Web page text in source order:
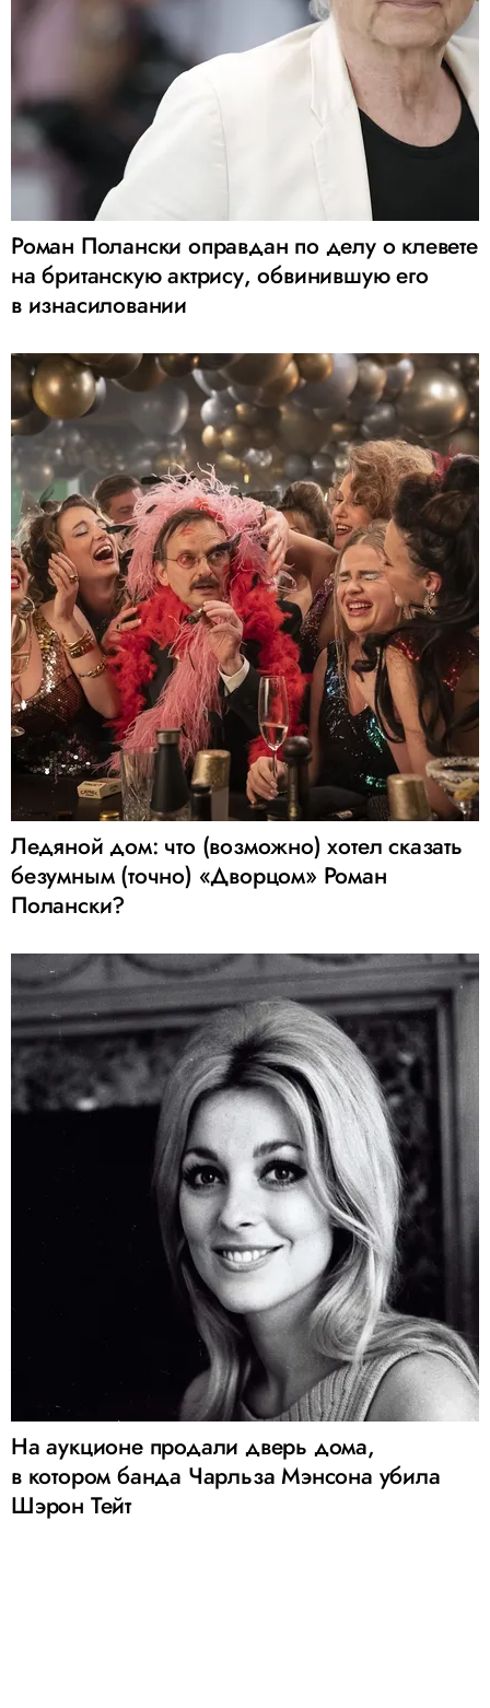
Роман Полански оправдан по делу о клевете
на британскую актрису, обвинившую его
в изнасиловании
Ледяной дом: что (возможно) хотел сказать
безумным (точно) «Дворцом» Роман
Полански?
На аукционе продали дверь дома,
в котором банда Чарльза Мэнсона убила
Шэрон Тейт